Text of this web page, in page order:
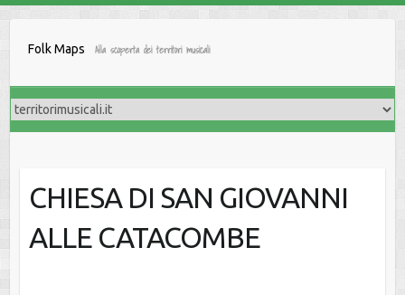
Folk Maps Alla scoperta dei territori musicali
CHIESA DI SAN GIOVANNI
ALLE CATACOMBE